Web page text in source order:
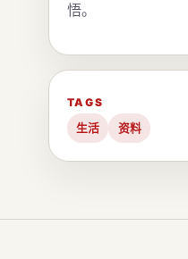
悟。
TAGS
生活
资料